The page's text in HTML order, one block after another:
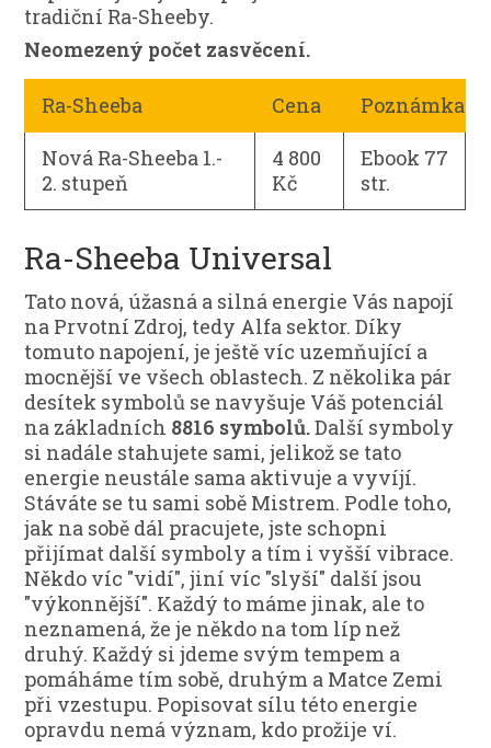
tradiční Ra-Sheeby.
Neomezený počet zasvěcení.
Ra-Sheeba Cena
Poznámka
Nová Ra-Sheeba 1.-
2. stupeň
4 800
Kč
Ebook 77
str.
Ra-Sheeba Universal
Tato nová, úžasná a silná energie Vás napojí
na Prvotní Zdroj, tedy Alfa sektor. Díky
tomuto napojení, je ještě víc uzemňující a
mocnější ve všech oblastech. Z několika pár
desítek symbolů se navyšuje Váš potenciál
na základních 8816 symbolů.Další symboly
si nadále stahujete sami, jelikož se tato
energie neustále sama aktivuje a vyvíjí.
Stáváte se tu sami sobě Mistrem. Podle toho,
jak na sobě dál pracujete, jste schopni
přijímat další symboly a tím i vyšší vibrace.
Někdo víc "vidí", jiní víc "slyší" další jsou
"výkonnější". Každý to máme jinak, ale to
neznamená, že je někdo na tom líp než
druhý. Každý si jdeme svým tempem a
pomáháme tím sobě, druhým a Matce Zemi
při vzestupu. Popisovat sílu této energie
opravdu nemá význam, kdo prožije ví.